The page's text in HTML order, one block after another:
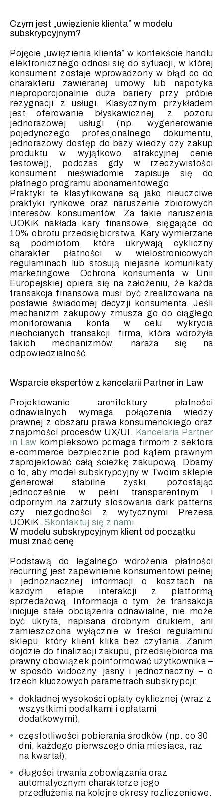
Czym jest „uwięzienie klienta” w modelu
subskrypcyjnym?
Pojęcie „uwięzienia klienta” w kontekście handlu
elektronicznego odnosi się do sytuacji, w której
konsument zostaje wprowadzony w błąd co do
charakteru zawieranej umowy lub napotyka
nieproporcjonalnie duże bariery przy próbie
rezygnacji z usługi. Klasycznym przykładem
jest oferowanie błyskawicznej, z pozoru
jednorazowej usługi (np. wygenerowanie
pojedynczego profesjonalnego dokumentu,
jednorazowy dostęp do bazy wiedzy czy zakup
produktu w wyjątkowo atrakcyjnej cenie
testowej), podczas gdy w rzeczywistości
konsument nieświadomie zapisuje się do
płatnego programu abonamentowego.
Praktyki te klasyfikowane są jako nieuczciwe
praktyki rynkowe oraz naruszenie zbiorowych
interesów konsumentów. Za takie naruszenia
UOKiK nakłada kary finansowe, sięgające do
10% obrotu przedsiębiorstwa. Kary wymierzane
są podmiotom, które ukrywają cykliczny
charakter płatności w wielostronicowych
regulaminach lub stosują niejasne komunikaty
marketingowe. Ochrona konsumenta w Unii
Europejskiej opiera się na założeniu, że każda
transakcja finansowa musi być zrealizowana na
postawie świadomej decyzji konsumenta. Jeśli
mechanizm zakupowy zmusza go do ciągłego
monitorowania konta w celu wykrycia
niechcianych transakcji, firma, która wdrożyła
takich mechanizmów, naraża się na
odpowiedzialność.
Wsparcie ekspertów z kancelarii Partner in Law
Projektowanie architektury płatności
odnawialnych wymaga połączenia wiedzy
prawnej z obszaru prawa konsumenckiego oraz
znajomości procesów UX/UI. Kancelaria Partner
in Law kompleksowo pomaga firmom z sektora
e-commerce bezpiecznie pod kątem prawnym
zaprojektować całą ścieżkę zakupową. Dbamy
o to, aby model subskrypcyjny w Twoim sklepie
generował stabilne zyski, pozostając
jednocześnie w pełni transparentnym i
odpornym na zarzuty stosowania dark patterns
czy niezgodności z wytycznymi Prezesa
UOKiK. Skontaktuj się z nami.
W modelu subskrypcyjnym klient od początku
musi znać cenę
Podstawą do legalnego wdrożenia płatności
recurring jest zapewnienie konsumentowi pełnej
i jednoznacznej informacji o kosztach na
każdym etapie interakcji z platformą
sprzedażową. Informacja o tym, że transakcja
inicjuje stałe obciążenia odnawialne, nie może
być ukryta, napisana drobnym drukiem, ani
zamieszczona wyłącznie w treści regulaminu
sklepu, który klient klika bez czytania. Zanim
dojdzie do finalizacji zakupu, przedsiębiorca ma
prawny obowiązek poinformować użytkownika –
w sposób widoczny, jasny i jednoznaczny – o
trzech kluczowych parametrach subskrypcji:
dokładnej wysokości opłaty cyklicznej (wraz z
wszystkimi podatkami i opłatami
dodatkowymi);
częstotliwości pobierania środków (np. co 30
dni, każdego pierwszego dnia miesiąca, raz
na kwartał);
długości trwania zobowiązania oraz
automatycznym charakterze jego
przedłużenia na kolejne okresy rozliczeniowe.